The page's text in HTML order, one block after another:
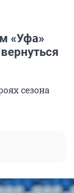
«Уфа»
сезона